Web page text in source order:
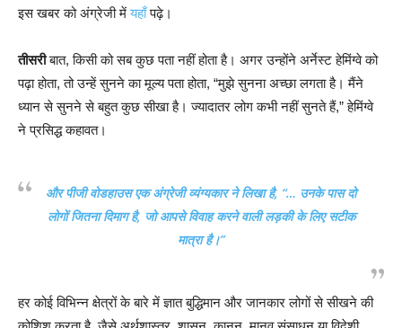
इस खबर को अंग्रेजी मेंयहाँपढ़े।
तीसरीबात, किसी को सब कुछ पता नहीं होता है। अगर उन्होंने अर्नेस्ट हेमिंग्वे को
पढ़ा होता, तो उन्हें सुनने का मूल्य पता होता, “मुझे सुनना अच्छा लगता है। मैंने
ध्यान से सुनने से बहुत कुछ सीखा है। ज्यादातर लोग कभी नहीं सुनते हैं,” हेमिंग्वे
ने प्रसिद्ध कहावत।
और पीजी वोडहाउस एक अंग्रेजी व्यंग्यकार ने लिखा है, “… उनके पास दो
लोगों जितना दिमाग है, जो आपसे विवाह करने वाली लड़की के लिए सटीक
मात्रा है।”
हर कोई विभिन्न क्षेत्रों के बारे में ज्ञात बुद्धिमान और जानकार लोगों से सीखने की